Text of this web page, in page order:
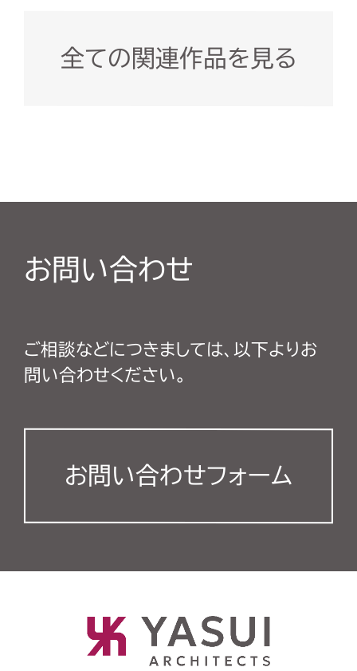
全ての関連作品を見る
お問い合わせ
ご相談などにつきましては、以下よりお
問い合わせください。
お問い合わせフォーム